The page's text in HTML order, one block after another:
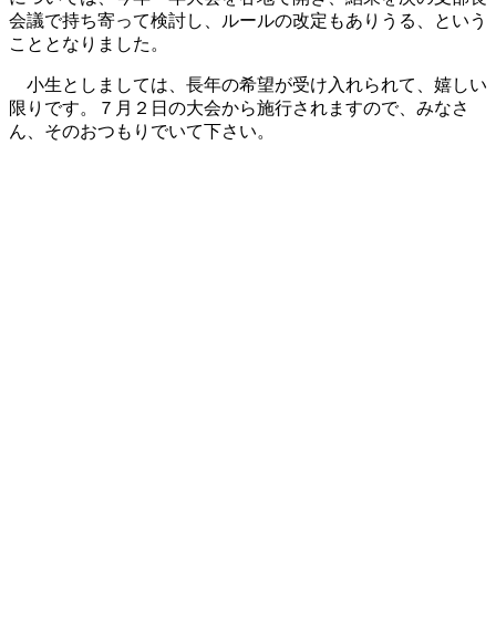
会議で持ち寄って検討し、ルールの改定もありうる、という
こととなりました。
小生としましては、長年の希望が受け入れられて、嬉しい
限りです。７月２日の大会から施行されますので、みなさ
ん、そのおつもりでいて下さい。